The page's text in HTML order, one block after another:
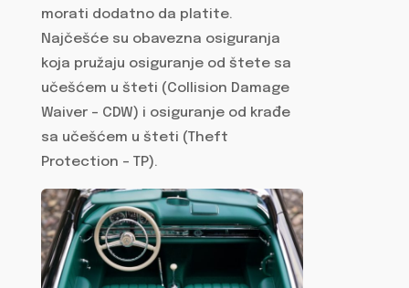
morati dodatno da platite.
Najčešće su obavezna osiguranja
koja pružaju osiguranje od štete sa
učešćem u šteti (Collision Damage
Waiver – CDW) i osiguranje od krađe
sa učešćem u šteti (Theft
Protection – TP).